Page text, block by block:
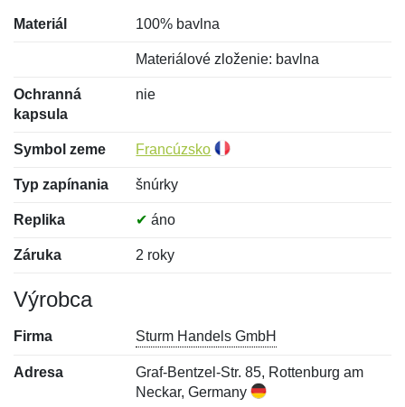
Materiál 100% bavlna
Materiálové zloženie: bavlna
Ochranná
kapsula
nie
Symbol zeme Francúzsko
Typ zapínania šnúrky
Replika ✔ áno
Záruka 2 roky
Výrobca
Firma Sturm Handels GmbH
Adresa
Graf-Bentzel-Str. 85, Rottenburg am
Neckar, Germany